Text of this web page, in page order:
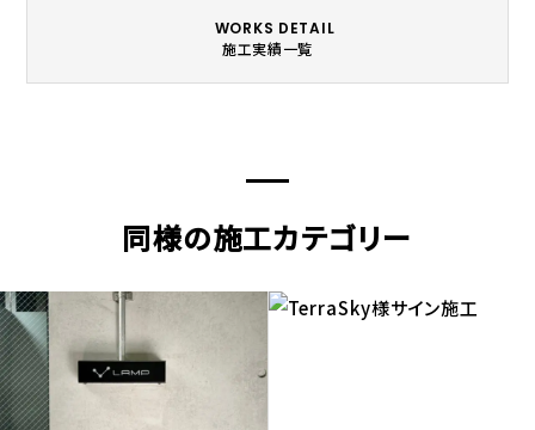
WORKS DETAIL
施工実績一覧
同様の施工カテゴリー